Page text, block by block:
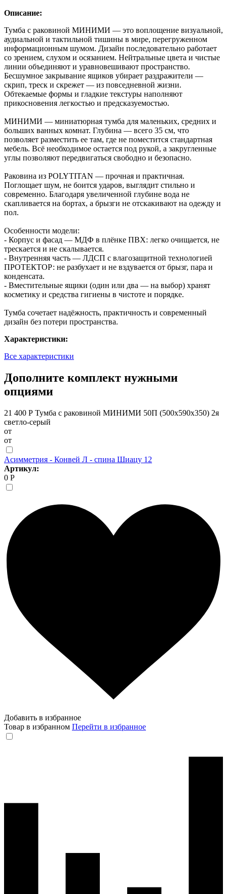
Описание:
Тумба с раковиной МИНИМИ — это воплощение визуальной,
аудиальной и тактильной тишины в мире, перегруженном
информационным шумом. Дизайн последовательно работает
со зрением, слухом и осязанием. Нейтральные цвета и чистые
линии объединяют и уравновешивают пространство.
Бесшумное закрывание ящиков убирает раздражители —
скрип, треск и скрежет — из повседневной жизни.
Обтекаемые формы и гладкие текстуры наполняют
прикосновения легкостью и предсказуемостью.
МИНИМИ — миниатюрная тумба для маленьких, средних и
больших ванных комнат. Глубина — всего 35 см, что
позволяет разместить ее там, где не поместится стандартная
мебель. Всё необходимое остается под рукой, а закругленные
углы позволяют передвигаться свободно и безопасно.
Раковина из POLYTITAN — прочная и практичная.
Поглощает шум, не боится ударов, выглядит стильно и
современно. Благодаря увеличенной глубине вода не
скапливается на бортах, а брызги не отскакивают на одежду и
пол.
Особенности модели:
- Корпус и фасад — МДФ в плёнке ПВХ: легко очищается, не
трескается и не скалывается.
- Внутренняя часть — ЛДСП с влагозащитной технологией
ПРОТЕКТОР: не разбухает и не вздувается от брызг, пара и
конденсата.
- Вместительные ящики (один или два — на выбор) хранят
косметику и средства гигиены в чистоте и порядке.
Тумба сочетает надёжность, практичность и современный
дизайн без потери пространства.
Характеристики:
Все характеристики
Дополните комплект нужными
опциями
21 400 Р Тумба с раковиной МИНИМИ 50П (500x590x350) 2я
светло-серый
от
от
Асимметрия - Конвей Л - спина Шиацу 12
Артикул:
0 Р
Добавить в избранное
Товар в избранном Перейти в избранное